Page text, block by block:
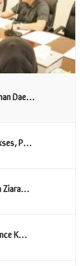
Dae…
P…
Ziara…
K…